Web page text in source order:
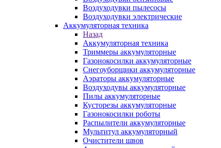
Воздуходувки пылесосы
Воздуходувки электрические
Аккумуляторная техника
Назад
Аккумуляторная техника
Триммеры аккумуляторные
Газонокосилки аккумуляторные
Снегоуборщики аккумуляторные
Аэраторы аккумуляторные
Воздуходувы аккумуляторные
Пилы аккумуляторные
Кусторезы аккумуляторные
Газонокосилки роботы
Распылители аккумуляторные
Мультитул аккумуляторный
Очистители швов